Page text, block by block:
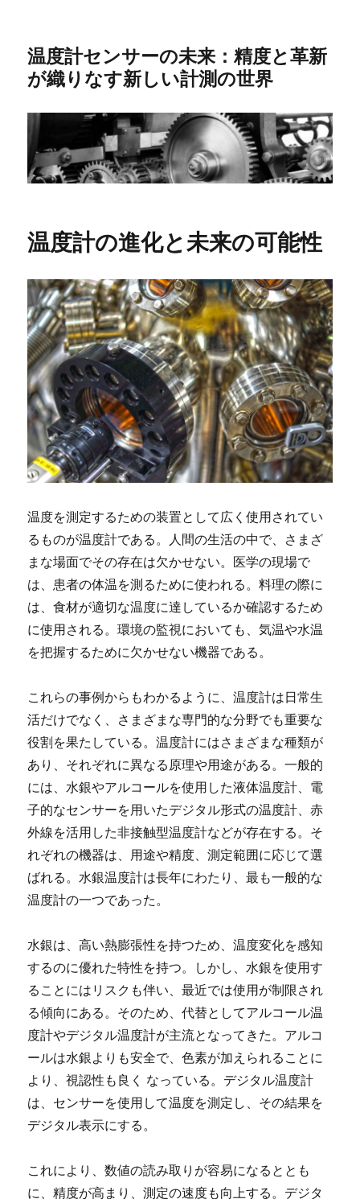
温度計センサーの未来：精度と革新
が織りなす新しい計測の世界
温度計の進化と未来の可能性
温度を測定するための装置として広く使用されてい
るものが温度計である。
人間の生活の中で、さまざ
まな場面でその存在は欠かせない。医学の現場で
は、患者の体温を測るために使われる。料理の際に
は、食材が適切な温度に達しているか確認するため
に使用される。環境の監視においても、気温や水温
を把握するために欠かせない機器である。
これらの事例からもわかるように、温度計は日常生
活だけでなく、さまざまな専門的な分野でも重要な
役割を果たしている。温度計にはさまざまな種類が
あり、それぞれに異なる原理や用途がある。一般的
には、水銀やアルコールを使用した液体温度計、電
子的なセンサーを用いたデジタル形式の温度計、赤
外線を活用した非接触型温度計などが存在する。そ
れぞれの機器は、用途や精度、測定範囲に応じて選
ばれる。水銀温度計は長年にわたり、最も一般的な
温度計の一つであった。
水銀は、高い熱膨張性を持つため、温度変化を感知
するのに優れた特性を持つ。しかし、水銀を使用す
ることにはリスクも伴い、最近では使用が制限され
る傾向にある。そのため、代替としてアルコール温
度計やデジタル温度計が主流となってきた。アルコ
ールは水銀よりも安全で、色素が加えられることに
より、視認性も良く なっている。デジタル温度計
は、センサーを使用して温度を測定し、その結果を
デジタル表示にする。
これにより、数値の読み取りが容易になるととも
に、精度が高まり、測定の速度も向上する。デジタ